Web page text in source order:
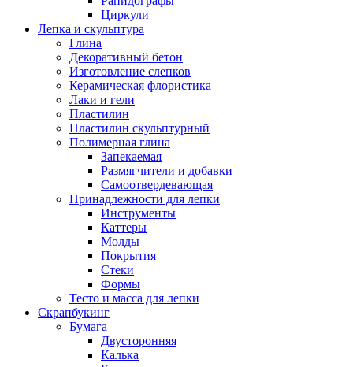
Циркули
Лепка и скульптура
Глина
Декоративный бетон
Изготовление слепков
Керамическая флористика
Лаки и гели
Пластилин
Пластилин скульптурный
Полимерная глина
Запекаемая
Размягчители и добавки
Самоотвердевающая
Принадлежности для лепки
Инструменты
Каттеры
Молды
Покрытия
Стеки
Формы
Тесто и масса для лепки
Скрапбукинг
Бумага
Двусторонняя
Калька